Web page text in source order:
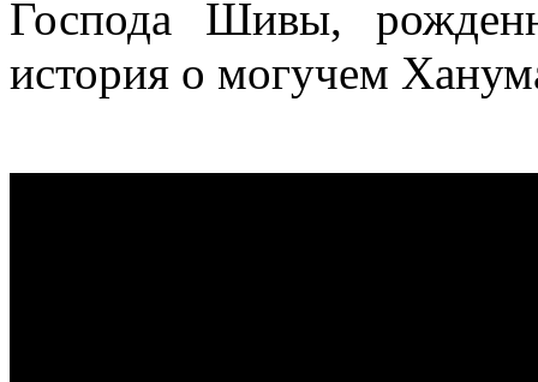
Господа Шивы,
история о могучем